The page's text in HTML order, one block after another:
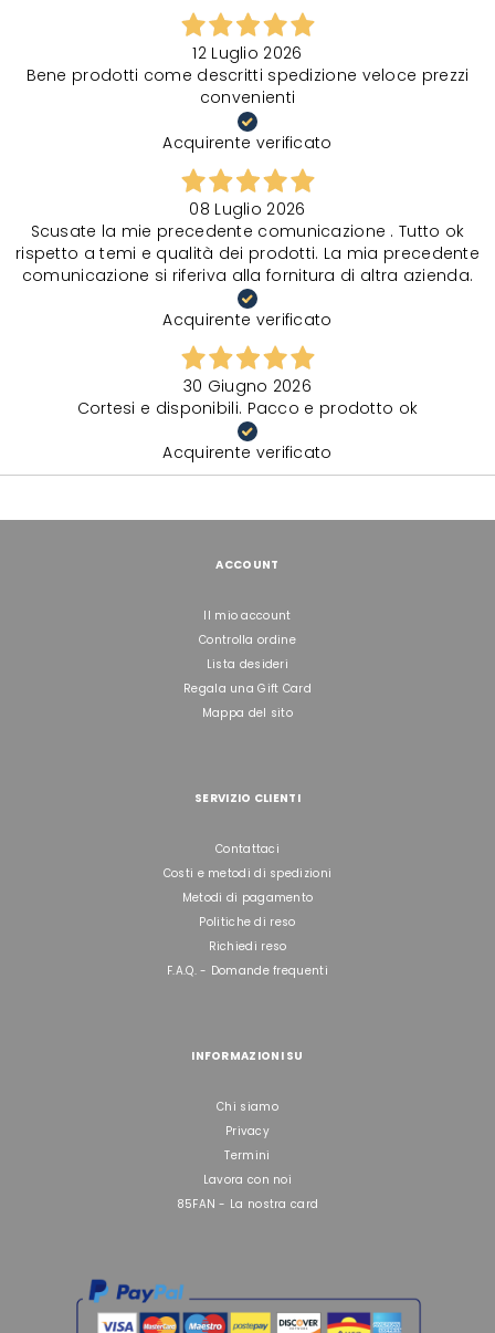
12 Luglio 2026
Bene prodotti come descritti spedizione veloce prezzi
convenienti
Acquirente verificato
08 Luglio 2026
Scusate la mie precedente comunicazione . Tutto ok
rispetto a temi e qualità dei prodotti. La mia precedente
comunicazione si riferiva alla fornitura di altra azienda.
Acquirente verificato
30 Giugno 2026
Cortesi e disponibili. Pacco e prodotto ok
Acquirente verificato
ACCOUNT
Il mio account
Controlla ordine
Lista desideri
Regala una Gift Card
Mappa del sito
SERVIZIO CLIENTI
Contattaci
Costi e metodi di spedizioni
Metodi di pagamento
Politiche di reso
Richiedi reso
F.A.Q. - Domande frequenti
INFORMAZIONI SU
Chi siamo
Privacy
Termini
Lavora con noi
85FAN - La nostra card